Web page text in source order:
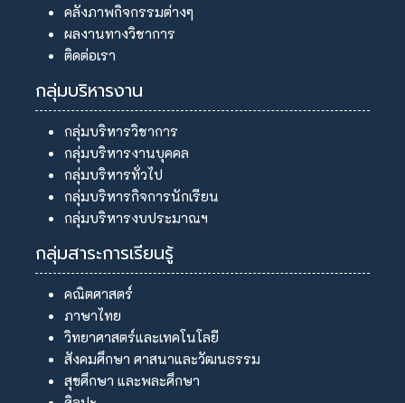
คลังภาพกิจกรรมต่างๆ
ผลงานทางวิชาการ
ติดต่อเรา
กลุ่มบริหารงาน
กลุ่มบริหารวิชาการ
กลุ่มบริหารงานบุคคล
กลุ่มบริหารทั่วไป
กลุ่มบริหารกิจการนักเรียน
กลุ่มบริหารงบประมาณฯ
กลุ่มสาระการเรียนรู้
คณิตศาสตร์
ภาษาไทย
วิทยาศาสตร์และเทคโนโลยี
สังคมศึกษา ศาสนาและวัฒนธรรม
สุขศึกษา และพละศึกษา